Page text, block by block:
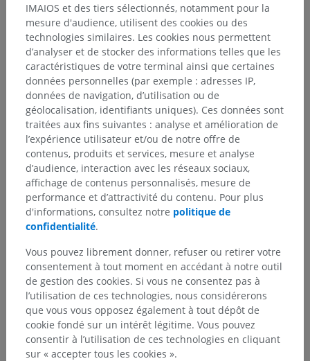
3.Development of the Endochondral Skeleton.Long F, Ornitz DM.Cold
Spring Harbor Perspectives in Biology. 2013;5(1):a008334.
doi:10.1101/cshperspect.a008334.
Hiérarchie anatomique
Anatomie humaine 2
Corps humain> Systèmes musculosquelettiques
Système squelettique> Os > Os endochondral
Structures sous-jacentes :
Traductions
IMAIOS et des tiers sélectionnés, notamment pour la
mesure d'audience, utilisent des cookies ou des
technologies similaires. Les cookies nous permettent
d’analyser et de stocker des informations telles que les
caractéristiques de votre terminal ainsi que certaines
données personnelles (par exemple : adresses IP,
données de navigation, d’utilisation ou de
géolocalisation, identifiants uniques). Ces données sont
traitées aux fins suivantes : analyse et amélioration de
l’expérience utilisateur et/ou de notre offre de
contenus, produits et services, mesure et analyse
d’audience, interaction avec les réseaux sociaux,
affichage de contenus personnalisés, mesure de
performance et d’attractivité du contenu. Pour plus
d'informations, consultez notre politique de
confidentialité.
Vous pouvez librement donner, refuser ou retirer votre
consentement à tout moment en accédant à notre outil
de gestion des cookies. Si vous ne consentez pas à
l’utilisation de ces technologies, nous considérerons
que vous vous opposez également à tout dépôt de
cookie fondé sur un intérêt légitime. Vous pouvez
consentir à l’utilisation de ces technologies en cliquant
sur « accepter tous les cookies ».